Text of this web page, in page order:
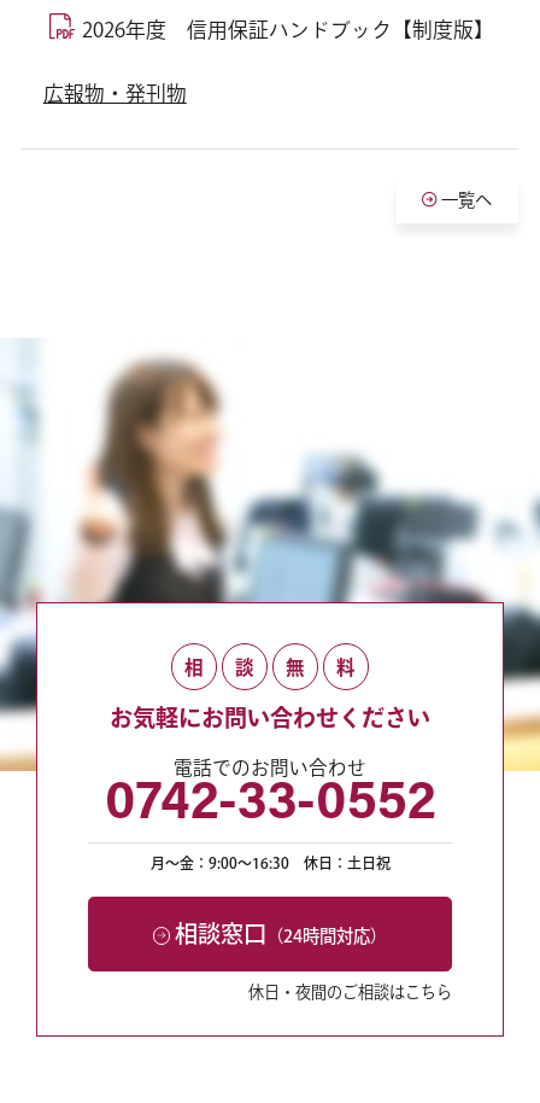
2026年度 信用保証ハンドブック【制度版】
広報物・発刊物
一覧へ
相 談 無 料
お気軽にお問い合わせください
電話でのお問い合わせ
0742-33-0552
月〜金：9:00〜16:30休日：土日祝
相談窓口 （24時間対応）
休日・夜間のご相談はこちら